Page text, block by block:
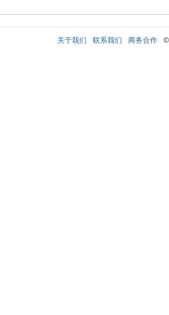
关于我们 联系我们 商务合作